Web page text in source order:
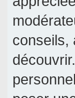
conseils,